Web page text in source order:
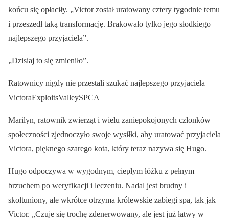
końcu się opłaciły. „Victor został uratowany cztery tygodnie temu
i przeszedł taką transformację. Brakowało tylko jego słodkiego
najlepszego przyjaciela”.
„Dzisiaj to się zmieniło”.
Ratownicy nigdy nie przestali szukać najlepszego przyjaciela
VictoraExploitsValleySPCA
Marilyn, ratownik zwierząt i wielu zaniepokojonych członków
społeczności zjednoczyło swoje wysiłki, aby uratować przyjaciela
Victora, pięknego szarego kota, który teraz nazywa się Hugo.
Hugo odpoczywa w wygodnym, ciepłym łóżku z pełnym
brzuchem po weryfikacji i leczeniu. Nadal jest brudny i
skołtuniony, ale wkrótce otrzyma królewskie zabiegi spa, tak jak
Victor. „Czuje się trochę zdenerwowany, ale jest już łatwy w